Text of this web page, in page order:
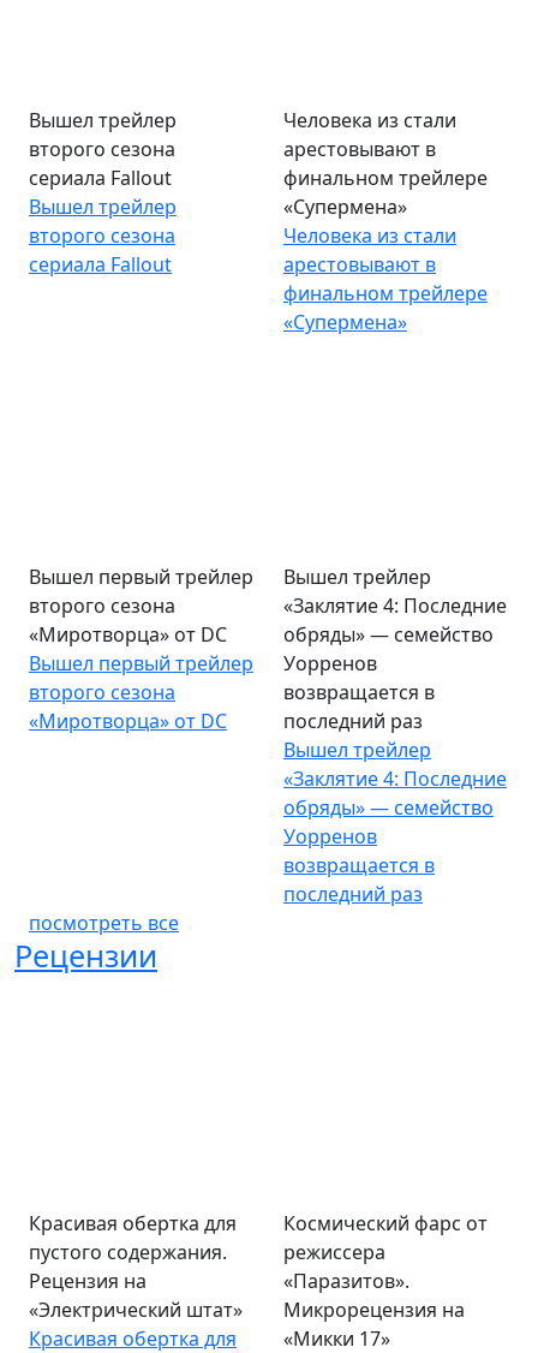
Вышел трейлер
второго сезона
сериала Fallout
Вышел трейлер
второго сезона
сериала Fallout
Человека из стали
арестовывают в
финальном трейлере
«Супермена»
Человека из стали
арестовывают в
финальном трейлере
«Супермена»
Вышел первый трейлер
второго сезона
«Миротворца» от DC
Вышел первый трейлер
второго сезона
«Миротворца» от DC
Вышел трейлер
«Заклятие 4: Последние
обряды» — семейство
Уорренов
возвращается в
последний раз
Вышел трейлер
«Заклятие 4: Последние
обряды» — семейство
Уорренов
возвращается в
последний раз
посмотреть все
Рецензии
Красивая обертка для
пустого содержания.
Рецензия на
«Электрический штат»
Красивая обертка для
Космический фарс от
режиссера
«Паразитов».
Микрорецензия на
«Микки 17»